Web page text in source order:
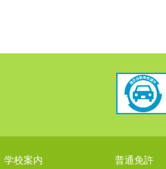
学校案内 普通免許